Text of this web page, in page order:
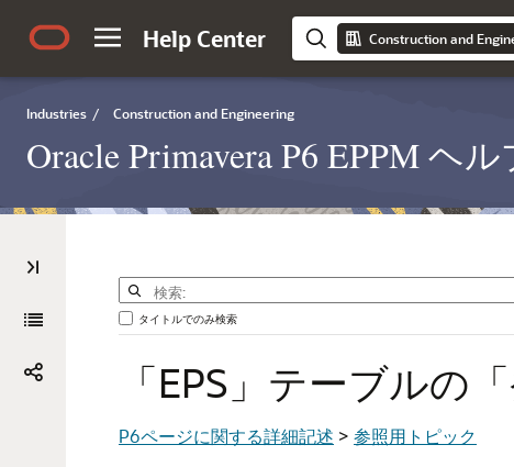
Help Center Construction and
Industries / Construction and Engineering
Oracle Primavera P6 EPPM ヘ
タイトルでのみ検索
「EPS」テーブルの
P6ページに関する詳細記述 > 参照用トピック